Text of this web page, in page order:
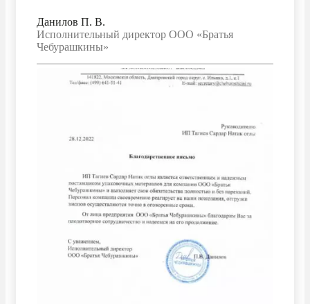
Данилов П. В.
Исполнительный директор ООО «Братья
Чебурашкины»